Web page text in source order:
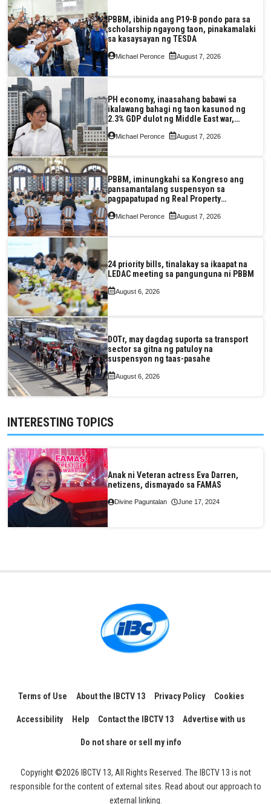
PBBM, ibinida ang P19-B pondo para sa
scholarship ngayong taon, pinakamalaki
sa kasaysayan ng TESDA
Michael Peronce August 7, 2026
PH economy, inaasahang babawi sa
ikalawang bahagi ng taon kasunod ng
2.3% GDP dulot ng Middle East war,
pagkaantala ng public construction
Michael Peronce August 7, 2026
PBBM, iminungkahi sa Kongreso ang
pansamantalang suspensyon sa
pagpapatupad ng Real Property
Valuation and Assessment Reform Act
Michael Peronce August 7, 2026
24 priority bills, tinalakay sa ikaapat na
LEDAC meeting sa pangunguna ni PBBM
August 6, 2026
DOTr, may dagdag suporta sa transport
sector sa gitna ng patuloy na
suspensyon ng taas-pasahe
August 6, 2026
INTERESTING TOPICS
Anak ni Veteran actress Eva Darren,
netizens, dismayado sa FAMAS
Divine Paguntalan June 17, 2024
Terms of Use About the IBCTV 13 Privacy Policy Cookies
Accessibility Help Contact the IBCTV 13 Advertise with us
Do not share or sell my info
Copyright ©2026 IBCTV 13, All Rights Reserved. The IBCTV 13 is not
responsible for the content of external sites. Read about our approach to
external linking.